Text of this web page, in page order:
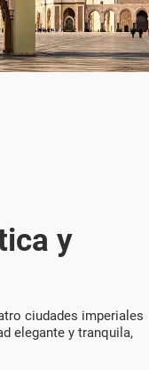
y
ciudades imperiales
elegante y tranquila,